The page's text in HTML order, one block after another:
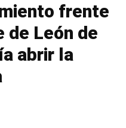
frente
de León de
abrir la